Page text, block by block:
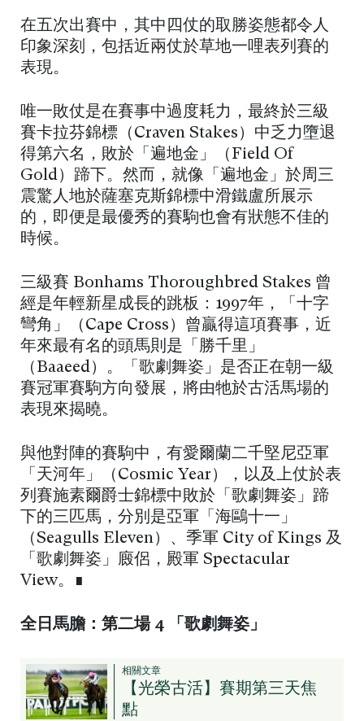
在五次出賽中，其中四仗的取勝姿態都令人
印象深刻，包括近兩仗於草地一哩表列賽的
表現。
唯一敗仗是在賽事中過度耗力，最終於三級
賽卡拉芬錦標（Craven Stakes）中乏力墮退
得第六名，敗於「遍地金」（Field Of
Gold）蹄下。然而，就像「遍地金」於周三
震驚人地於薩塞克斯錦標中滑鐵盧所展示
的，即便是最優秀的賽駒也會有狀態不佳的
時候。
三級賽 Bonhams Thoroughbred Stakes 曾
經是年輕新星成長的跳板：1997年，「十字
彎角」（Cape Cross）曾贏得這項賽事，近
年來最有名的頭馬則是「勝千里」
（Baaeed）。「歌劇舞姿」是否正在朝一級
賽冠軍賽駒方向發展，將由牠於古活馬場的
表現來揭曉。
與他對陣的賽駒中，有愛爾蘭二千堅尼亞軍
「天河年」（Cosmic Year），以及上仗於表
列賽施素爾爵士錦標中敗於「歌劇舞姿」蹄
下的三匹馬，分別是亞軍「海鷗十一」
（Seagulls Eleven）、季軍 City of Kings 及
「歌劇舞姿」廄侶，殿軍 Spectacular
View。∎
全日馬膽：第二場 4 「歌劇舞姿」
相關文章
【光榮古活】賽期第三天焦
點